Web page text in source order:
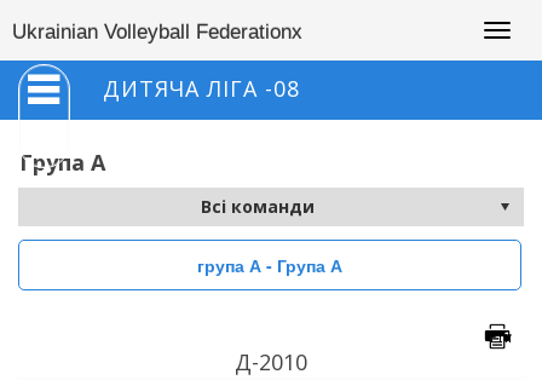
Ukrainian Volleyball Federationx
ДИТЯЧА ЛІГА -08
Група А
група А - Група А
Д-2010